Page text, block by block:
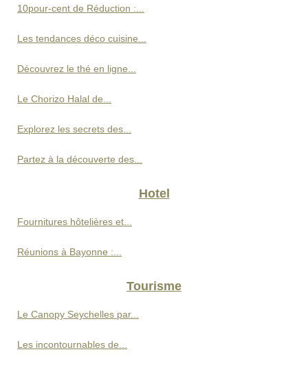
10pour-cent de Réduction :...
Les tendances déco cuisine...
Découvrez le thé en ligne...
Le Chorizo Halal de...
Explorez les secrets des...
Partez à la découverte des...
Hotel
Fournitures hôtelières et...
Réunions à Bayonne :...
Tourisme
Le Canopy Seychelles par...
Les incontournables de...